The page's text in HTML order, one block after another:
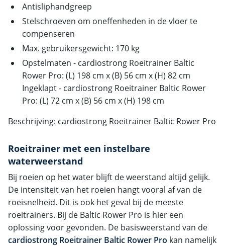
Antisliphandgreep
Stelschroeven om oneffenheden in de vloer te
compenseren
Max. gebruikersgewicht: 170 kg
Opstelmaten - cardiostrong Roeitrainer Baltic
Rower Pro: (L) 198 cm x (B) 56 cm x (H) 82 cm
Ingeklapt - cardiostrong Roeitrainer Baltic Rower
Pro: (L) 72 cm x (B) 56 cm x (H) 198 cm
Beschrijving: cardiostrong Roeitrainer Baltic Rower Pro
Roeitrainer met een instelbare
waterweerstand
Bij roeien op het water blijft de weerstand altijd gelijk.
De intensiteit van het roeien hangt vooral af van de
roeisnelheid. Dit is ook het geval bij de meeste
roeitrainers. Bij de Baltic Rower Pro is hier een
oplossing voor gevonden. De basisweerstand van de
cardiostrong Roeitrainer Baltic Rower Pro kan namelijk